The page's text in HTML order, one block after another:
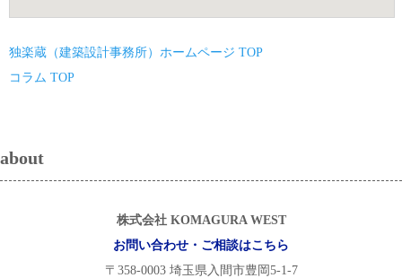
独楽蔵（建築設計事務所）ホームページ TOP
コラム TOP
about
株式会社 KOMAGURA WEST
お問い合わせ・ご相談はこちら
〒358-0003 埼玉県入間市豊岡5-1-7